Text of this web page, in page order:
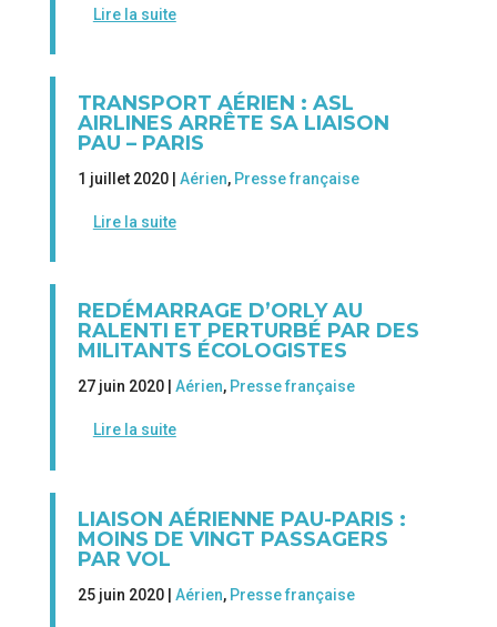
Lire la suite
TRANSPORT AÉRIEN : ASL
AIRLINES ARRÊTE SA LIAISON
PAU – PARIS
1 juillet 2020 | Aérien, Presse française
Lire la suite
REDÉMARRAGE D’ORLY AU
RALENTI ET PERTURBÉ PAR DES
MILITANTS ÉCOLOGISTES
27 juin 2020 | Aérien, Presse française
Lire la suite
LIAISON AÉRIENNE PAU-PARIS :
MOINS DE VINGT PASSAGERS
PAR VOL
25 juin 2020 | Aérien, Presse française